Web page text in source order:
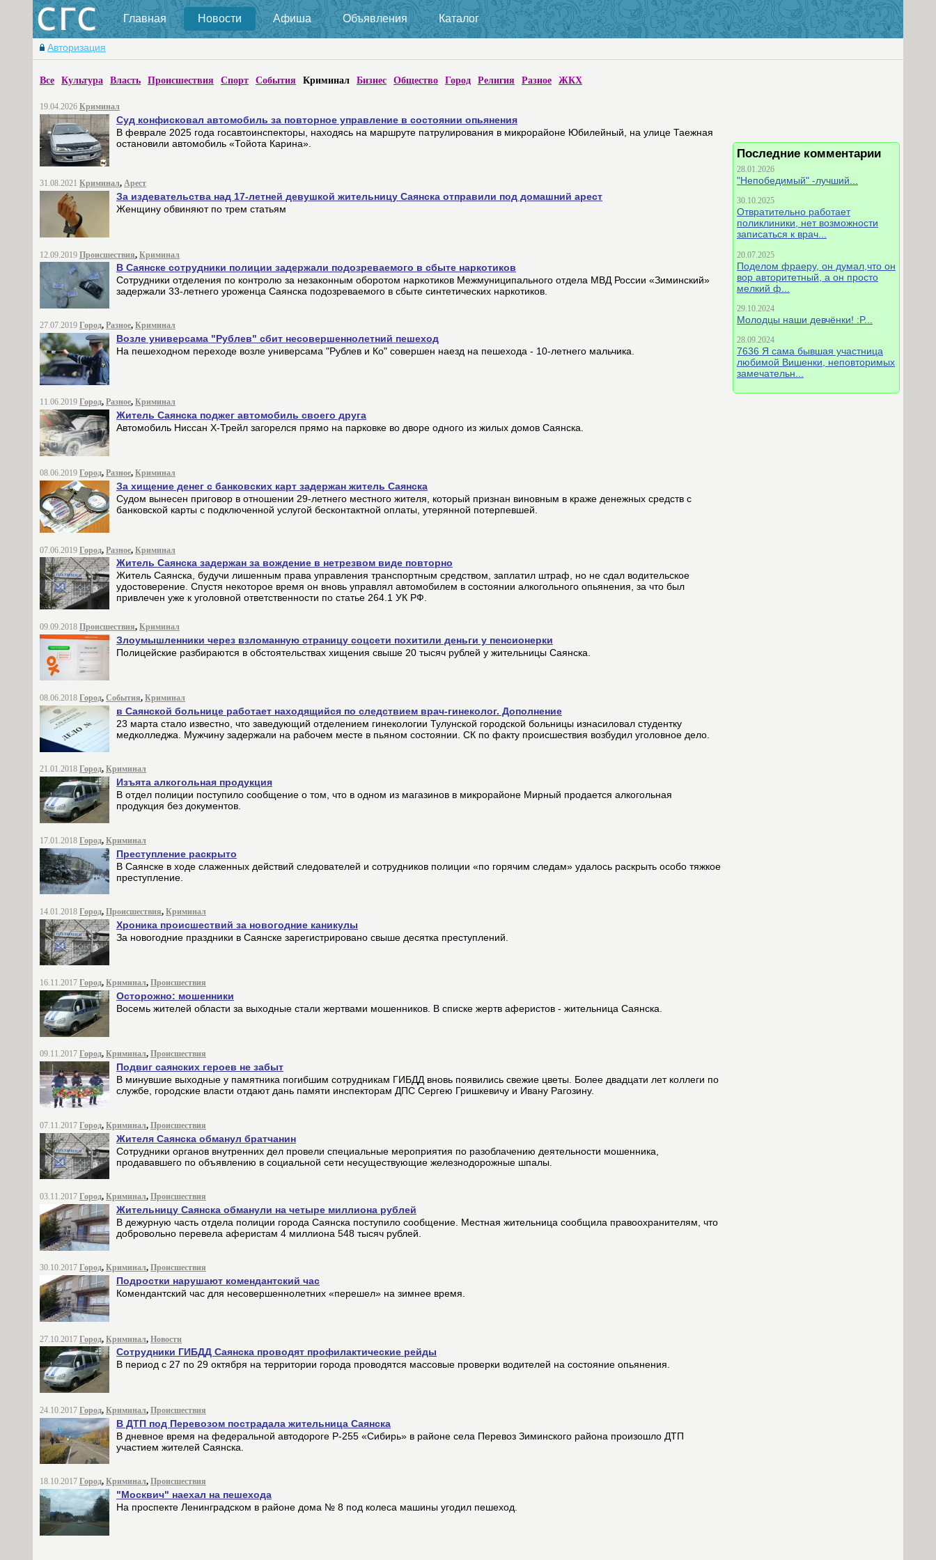
Главная Новости Афиша Объявления Каталог
Авторизация
Все Культура Власть Происшествия Спорт События Криминал Бизнес Общество Город Религия Разное ЖКХ
Последние комментарии
28.01.2026
"Непобедимый" -лучший...
30.10.2025
Отвратительно работает
поликлиники, нет возможности
записаться к врач...
20.07.2025
Поделом фраеру, он думал,что он
вор авторитетный, а он просто
мелкий ф...
29.10.2024
Молодцы наши девчёнки! :P...
28.09.2024
7636 Я сама бывшая участница
любимой Вишенки, неповторимых
замечательн...
19.04.2026 Криминал
Суд конфисковал автомобиль за повторное управление в состоянии опьянения
В феврале 2025 года госавтоинспекторы, находясь на маршруте патрулирования в микрорайоне Юбилейный, на улице Таежная
остановили автомобиль «Тойота Карина».
31.08.2021 Криминал, Арест
За издевательства над 17-летней девушкой жительницу Саянска отправили под домашний арест
Женщину обвиняют по трем статьям
12.09.2019 Происшествия, Криминал
В Саянске сотрудники полиции задержали подозреваемого в сбыте наркотиков
Сотрудники отделения по контролю за незаконным оборотом наркотиков Межмуниципального отдела МВД России «Зиминский»
задержали 33-летнего уроженца Саянска подозреваемого в сбыте синтетических наркотиков.
27.07.2019 Город, Разное, Криминал
Возле универсама "Рублев" сбит несовершеннолетний пешеход
На пешеходном переходе возле универсама "Рублев и Ко" совершен наезд на пешехода - 10-летнего мальчика.
11.06.2019 Город, Разное, Криминал
Житель Саянска поджег автомобиль своего друга
Автомобиль Ниссан Х-Трейл загорелся прямо на парковке во дворе одного из жилых домов Саянска.
08.06.2019 Город, Разное, Криминал
За хищение денег с банковских карт задержан житель Саянска
Судом вынесен приговор в отношении 29-летнего местного жителя, который признан виновным в краже денежных средств с
банковской карты с подключенной услугой бесконтактной оплаты, утерянной потерпевшей.
07.06.2019 Город, Разное, Криминал
Житель Саянска задержан за вождение в нетрезвом виде повторно
Житель Саянска, будучи лишенным права управления транспортным средством, заплатил штраф, но не сдал водительское
удостоверение. Спустя некоторое время он вновь управлял автомобилем в состоянии алкогольного опьянения, за что был
привлечен уже к уголовной ответственности по статье 264.1 УК РФ.
09.09.2018 Происшествия, Криминал
Злоумышленники через взломанную страницу соцсети похитили деньги у пенсионерки
Полицейские разбираются в обстоятельствах хищения свыше 20 тысяч рублей у жительницы Саянска.
08.06.2018 Город, События, Криминал
в Саянской больнице работает находящийся по следствием врач-гинеколог. Дополнение
23 марта стало известно, что заведующий отделением гинекологии Тулунской городской больницы изнасиловал студентку
медколледжа. Мужчину задержали на рабочем месте в пьяном состоянии. СК по факту происшествия возбудил уголовное дело.
21.01.2018 Город, Криминал
Изъята алкогольная продукция
В отдел полиции поступило сообщение о том, что в одном из магазинов в микрорайоне Мирный продается алкогольная
продукция без документов.
17.01.2018 Город, Криминал
Преступление раскрыто
В Саянске в ходе слаженных действий следователей и сотрудников полиции «по горячим следам» удалось раскрыть особо тяжкое
преступление.
14.01.2018 Город, Происшествия, Криминал
Хроника происшествий за новогодние каникулы
За новогодние праздники в Саянске зарегистрировано свыше десятка преступлений.
16.11.2017 Город, Криминал, Происшествия
Осторожно: мошенники
Восемь жителей области за выходные стали жертвами мошенников. В списке жертв аферистов - жительница Саянска.
09.11.2017 Город, Криминал, Происшествия
Подвиг саянских героев не забыт
В минувшие выходные у памятника погибшим сотрудникам ГИБДД вновь появились свежие цветы. Более двадцати лет коллеги по
службе, городские власти отдают дань памяти инспекторам ДПС Сергею Гришкевичу и Ивану Рагозину.
07.11.2017 Город, Криминал, Происшествия
Жителя Саянска обманул братчанин
Сотрудники органов внутренних дел провели специальные мероприятия по разоблачению деятельности мошенника,
продававшего по объявлению в социальной сети несуществующие железнодорожные шпалы.
03.11.2017 Город, Криминал, Происшествия
Жительницу Саянска обманули на четыре миллиона рублей
В дежурную часть отдела полиции города Саянска поступило сообщение. Местная жительница сообщила правоохранителям, что
добровольно перевела аферистам 4 миллиона 548 тысяч рублей.
30.10.2017 Город, Криминал, Происшествия
Подростки нарушают комендантский час
Комендантский час для несовершеннолетних «перешел» на зимнее время.
27.10.2017 Город, Криминал, Новости
Сотрудники ГИБДД Саянска проводят профилактические рейды
В период с 27 по 29 октября на территории города проводятся массовые проверки водителей на состояние опьянения.
24.10.2017 Город, Криминал, Происшествия
В ДТП под Перевозом пострадала жительница Саянска
В дневное время на федеральной автодороге Р-255 «Сибирь» в районе села Перевоз Зиминского района произошло ДТП
участием жителей Саянска.
18.10.2017 Город, Криминал, Происшествия
"Москвич" наехал на пешехода
На проспекте Ленинградском в районе дома № 8 под колеса машины угодил пешеход.